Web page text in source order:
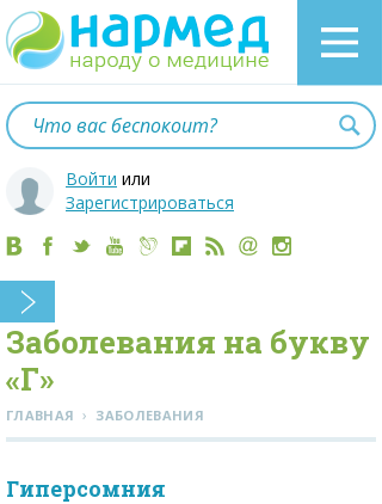
Войти или
Зарегистрироваться
Заболевания на букву
«Г»
ГЛАВНАЯ › ЗАБОЛЕВАНИЯ
Гиперсомния